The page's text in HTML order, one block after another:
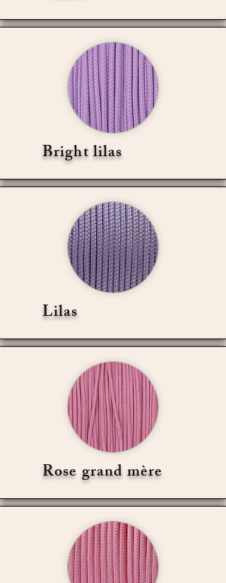
Bright lilas
Lilas
Rose grand mère